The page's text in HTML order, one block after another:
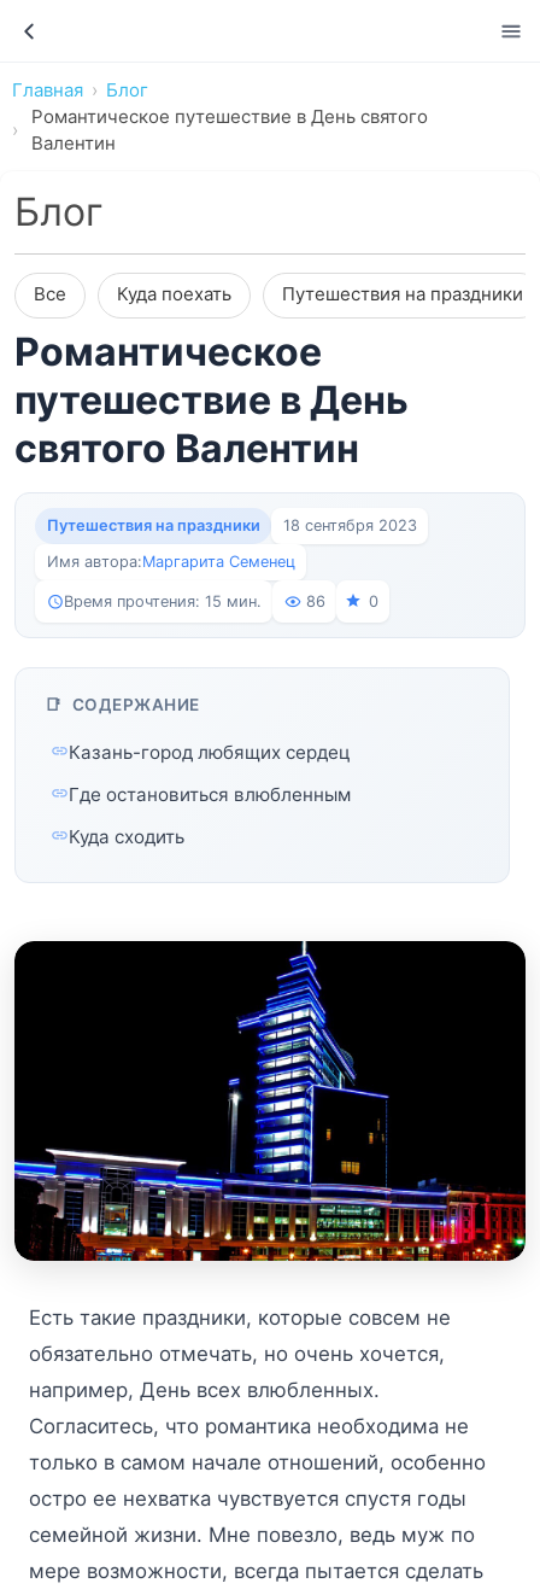
Главная
Блог
Романтическое путешествие в День святого
Валентин
Блог
Все Куда поехать Путешествия на праздники
Романтическое
путешествие в День
святого Валентин
Путешествия на праздники 18 сентября 2023
Имя автора:Маргарита Семенец
Время прочтения: 15 мин. 86 0
СОДЕРЖАНИЕ
Казань-город любящих сердец
Где остановиться влюбленным
Куда сходить
Есть такие праздники, которые совсем не
обязательно отмечать, но очень хочется,
например, День всех влюбленных.
Согласитесь, что романтика необходима не
только в самом начале отношений, особенно
остро ее нехватка чувствуется спустя годы
семейной жизни. Мне повезло, ведь муж по
мере возможности, всегда пытается сделать